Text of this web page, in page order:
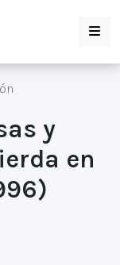
y
en